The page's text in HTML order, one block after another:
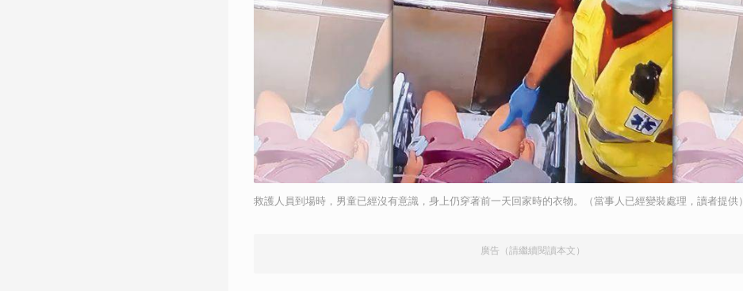
救護人員到場時，男童已經沒有意識，身上仍穿著前一天回家時的衣物。（當事人已經變裝處理，讀者提供）
廣告（請繼續閱讀本文）